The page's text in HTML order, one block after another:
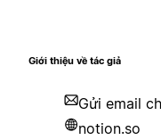
Giới thiệu về tác giả
Gửi email
notion.so